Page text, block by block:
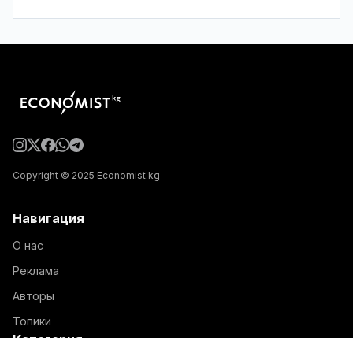
Copyright © 2025 Economist.kg
Навигация
О нас
Реклама
Авторы
Топики